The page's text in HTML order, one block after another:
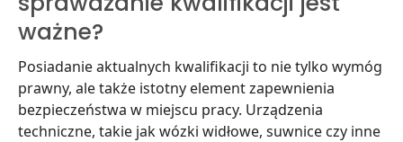
ważne?
Posiadanie aktualnych kwalifikacji to nie tylko wymóg
prawny, ale także istotny element zapewnienia
bezpieczeństwa w miejscu pracy. Urządzenia
techniczne, takie jak wózki widłowe, suwnice czy inne